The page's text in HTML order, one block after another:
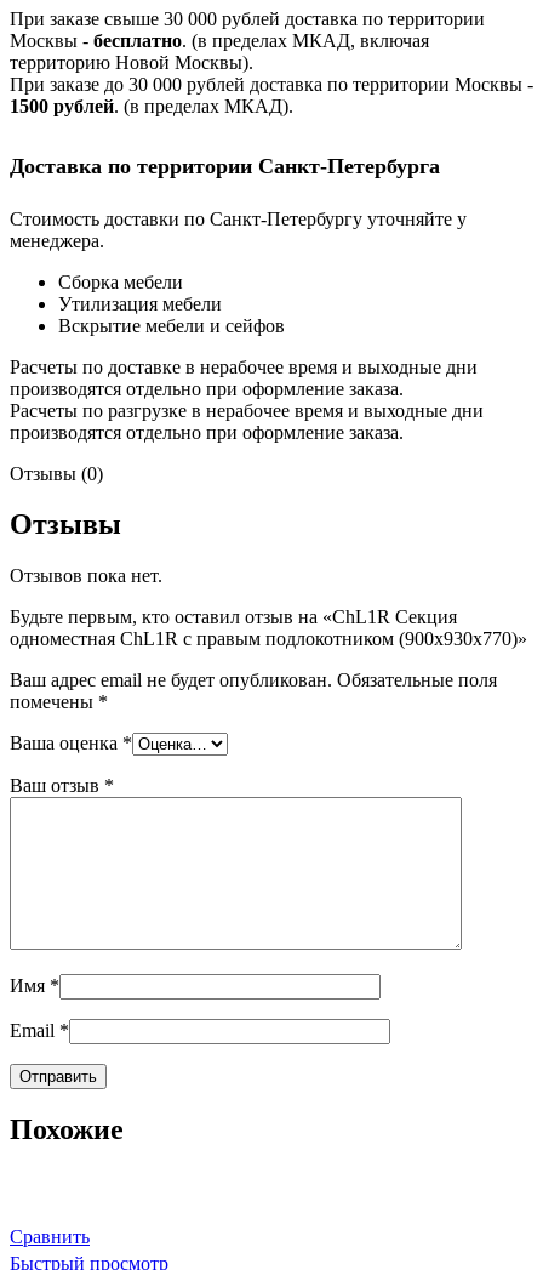
При заказе свыше 30 000 рублей доставка по территории
Москвы - бесплатно. (в пределах МКАД, включая
территорию Новой Москвы).
При заказе до 30 000 рублей доставка по территории Москвы -
1500 рублей. (в пределах МКАД).
Доставка по территории Санкт-Петербурга
Стоимость доставки по Санкт-Петербургу уточняйте у
менеджера.
Сборка мебели
Утилизация мебели
Вскрытие мебели и сейфов
Расчеты по доставке в нерабочее время и выходные дни
производятся отдельно при оформление заказа.
Расчеты по разгрузке в нерабочее время и выходные дни
производятся отдельно при оформление заказа.
Отзывы (0)
Отзывы
Отзывов пока нет.
Будьте первым, кто оставил отзыв на «СhL1R Секция
одноместная ChL1R с правым подлокотником (900х930х770)»
Ваш адрес email не будет опубликован. Обязательные поля
помечены *
Ваша оценка *
Ваш отзыв *
Имя *
Email *
Похожие
Сравнить
Быстрый просмотр